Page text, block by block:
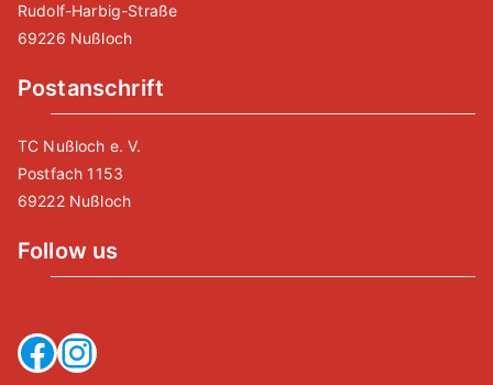
Rudolf-Harbig-Straße
69226 Nußloch
Postanschrift
TC Nußloch e. V.
Postfach 1153
69222 Nußloch
Follow us
Facebook
Instagram